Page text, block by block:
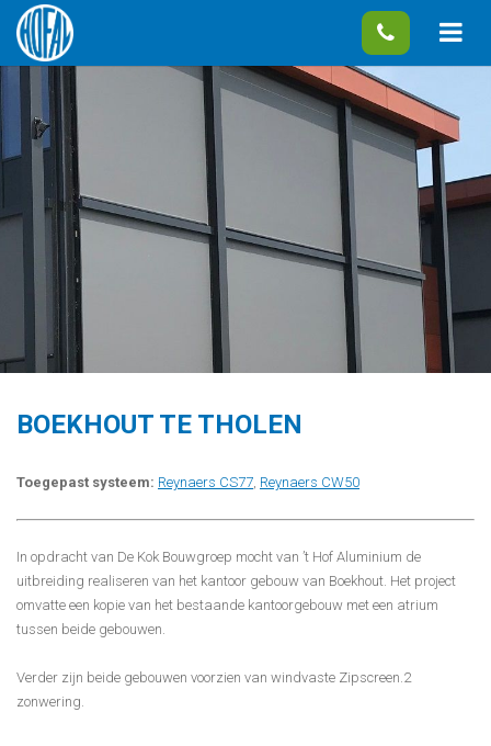
BOEKHOUT TE THOLEN
Toegepast systeem: Reynaers CS77, Reynaers CW50
In opdracht van De Kok Bouwgroep mocht van ’t Hof Aluminium de
uitbreiding realiseren van het kantoor gebouw van Boekhout. Het project
omvatte een kopie van het bestaande kantoorgebouw met een atrium
tussen beide gebouwen.
Verder zijn beide gebouwen voorzien van windvaste Zipscreen.2
zonwering.